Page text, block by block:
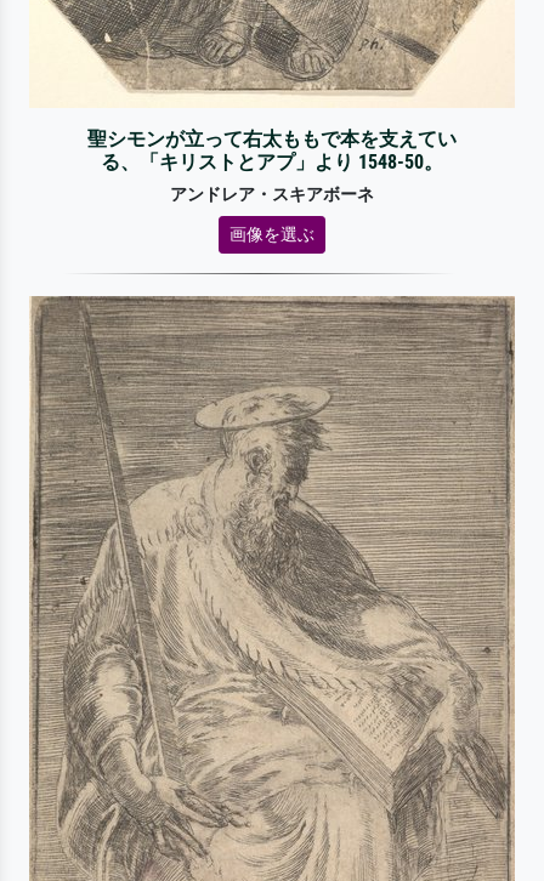
聖シモンが立って右太ももで本を支えてい
る、「キリストとアプ」より 1548-50。
アンドレア・スキアボーネ
画像を選ぶ